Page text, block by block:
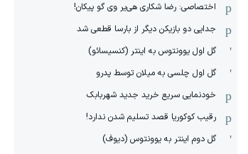
اختصاصی: رضا شکاری هی‌یر وی‌ گو پیکان!
جدایی دو بازیکن دیگر از بارسا قطعی شد
گل اول یوونتوس به اینتر (کنسیسائو)
گل اول چلسی به میلان توسط پدرو
خودنمایی سریع خرید جدید شهربابک
رقیب کوکوریا قصد تسلیم شدن ندارد!
گل دوم اینتر به یوونتوس (دیوف)